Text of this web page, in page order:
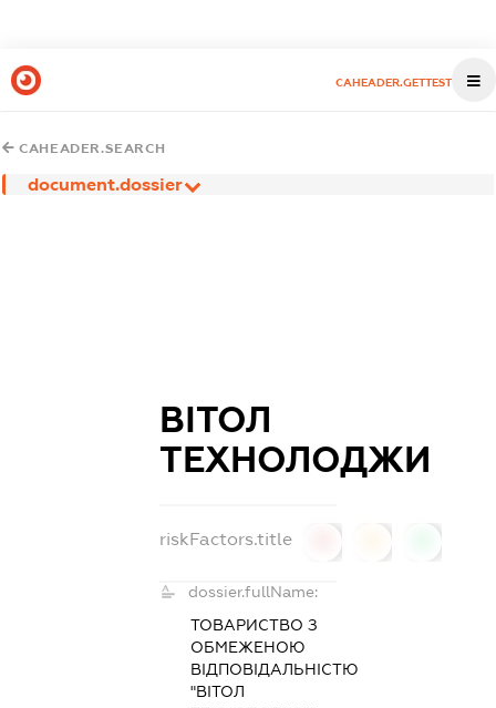
CAHEADER.GETTEST
CAHEADER.SEARCH
document.dossier
ВІТОЛ
ТЕХНОЛОДЖИ
riskFactors.title
dossier.fullName:
ТОВАРИСТВО З
ОБМЕЖЕНОЮ
ВІДПОВІДАЛЬНІСТЮ
"ВІТОЛ